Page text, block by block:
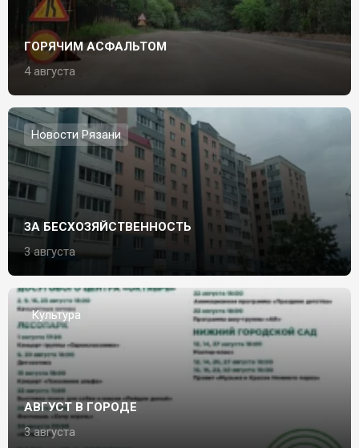
ГОРЯЧИМ АСФАЛЬТОМ
4 августа
Новости Рязани
ЗА БЕСХОЗЯЙСТВЕННОСТЬ
3 августа
Культура
АВГУСТ В ГОРОДЕ
3 августа